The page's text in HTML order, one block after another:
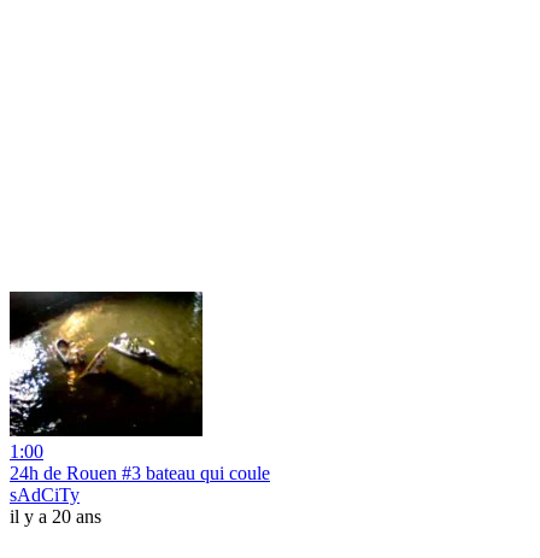
1:00
24h de Rouen #3 bateau qui coule
sAdCiTy
il y a 20 ans